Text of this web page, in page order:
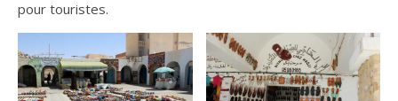
pour touristes.